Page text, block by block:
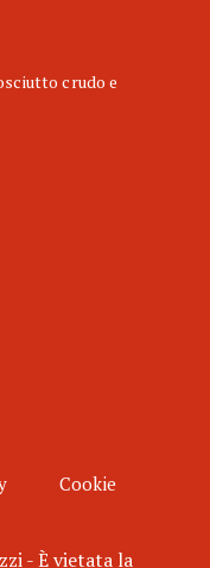
crudo e
Cookie
- È vietata la